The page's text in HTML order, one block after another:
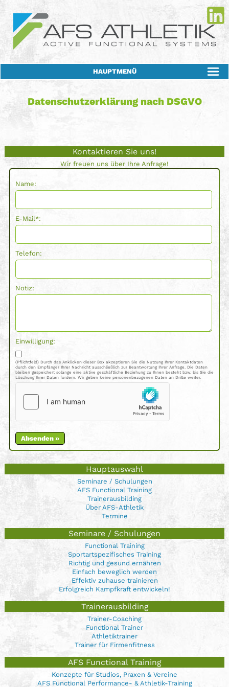
HAUPTMENÜ
Datenschutzerklärung nach DSGVO
Kontaktieren Sie uns!
Wir freuen uns über Ihre Anfrage!
Name:
E-Mail*:
Telefon:
Notiz:
Einwilligung:
(Pflichtfeld) Durch das Anklicken dieser Box akzeptieren Sie die Nutzung Ihrer Kontaktdaten
durch den Empfänger Ihrer Nachricht ausschließlich zur Beantwortung Ihrer Anfrage. Die Daten
bleiben gespeichert solange eine aktive geschäftliche Beziehung zu Ihnen besteht bzw. bis Sie die
Löschung Ihrer Daten fordern. Wir geben keine personenbezogenen Daten an Dritte weiter.
Hauptauswahl
Seminare / Schulungen
AFS Functional Training
Trainerausbilding
Über AFS-Athletik
Termine
Seminare / Schulungen
Functional Training
Sportartspezifisches Training
Richtig und gesund ernähren
Einfach beweglich werden
Effektiv zuhause trainieren
Erfolgreich Kampfkraft entwickeln!
Trainerausbilding
Trainer-Coaching
Functional Trainer
Athletiktrainer
Trainer für Firmenfitness
AFS Functional Training
Konzepte für Studios, Praxen & Vereine
AFS Functional Performance- & Athletik-Training